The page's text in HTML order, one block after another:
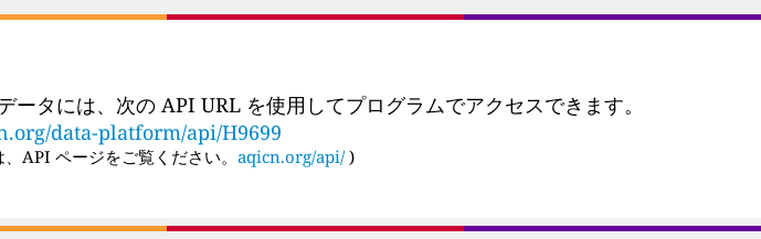
タには、次の API URL を使用してプログラムでアクセスできます。
data-platform/api/H9699
API ページをご覧ください。 aqicn.org/api/ )